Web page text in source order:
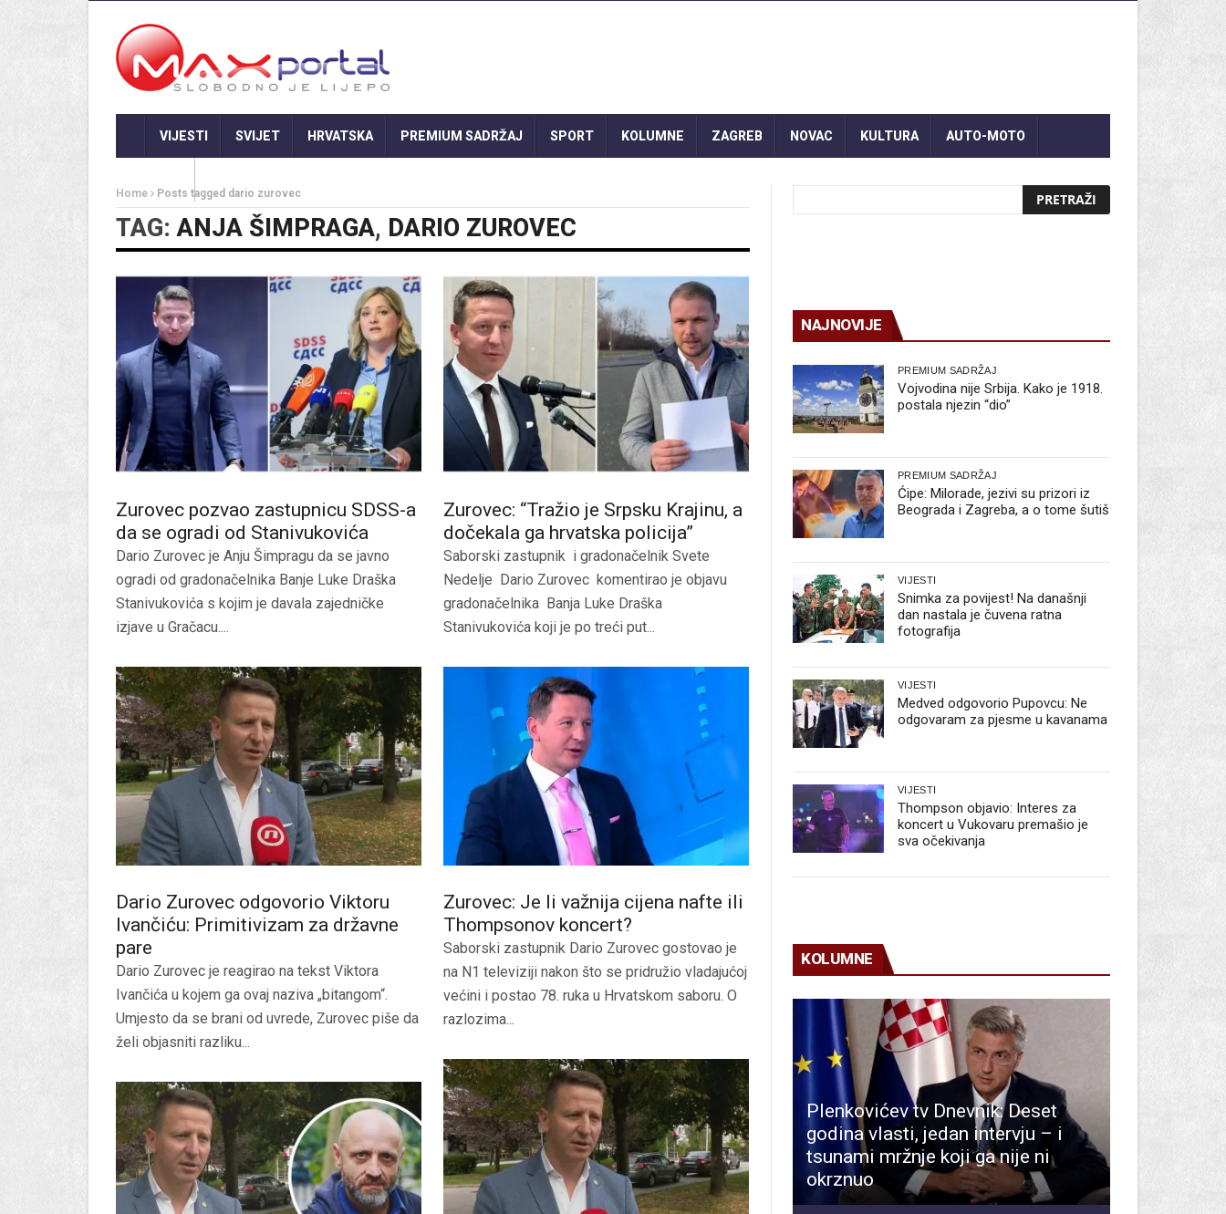
VIJESTI SVIJET HRVATSKA PREMIUM SADRŽAJ SPORT KOLUMNE ZAGREB NOVAC KULTURA AUTO-MOTO
Home Posts tagged dario zurovec
TAG:ANJA ŠIMPRAGA, DARIO ZUROVEC
Zurovec pozvao zastupnicu SDSS-a
da se ogradi od Stanivukovića
Dario Zurovec je Anju Šimpragu da se javno
ogradi od gradonačelnika Banje Luke Draška
Stanivukovića s kojim je davala zajedničke
izjave u Gračacu....
Zurovec: “Tražio je Srpsku Krajinu, a
dočekala ga hrvatska policija”
Saborski zastupnik i gradonačelnik Svete
Nedelje Dario Zurovec komentirao je objavu
gradonačelnika Banja Luke Draška
Stanivukovića koji je po treći put...
Dario Zurovec odgovorio Viktoru
Ivančiću: Primitivizam za državne
pare
Dario Zurovec je reagirao na tekst Viktora
Ivančića u kojem ga ovaj naziva „bitangom“.
Umjesto da se brani od uvrede, Zurovec piše da
želi objasniti razliku...
Zurovec: Je li važnija cijena nafte ili
Thompsonov koncert?
Saborski zastupnik Dario Zurovec gostovao je
na N1 televiziji nakon što se pridružio vladajućoj
većini i postao 78. ruka u Hrvatskom saboru. O
razlozima...
NAJNOVIJE
PREMIUM SADRŽAJ
Vojvodina nije Srbija. Kako je 1918.
postala njezin “dio”
PREMIUM SADRŽAJ
Ćipe: Milorade, jezivi su prizori iz
Beograda i Zagreba, a o tome šutiš
VIJESTI
Snimka za povijest! Na današnji
dan nastala je čuvena ratna
fotografija
VIJESTI
Medved odgovorio Pupovcu: Ne
odgovaram za pjesme u kavanama
VIJESTI
Thompson objavio: Interes za
koncert u Vukovaru premašio je
sva očekivanja
KOLUMNE
Plenkovićev tv Dnevnik: Deset
godina vlasti, jedan intervju – i
tsunami mržnje koji ga nije ni
okrznuo